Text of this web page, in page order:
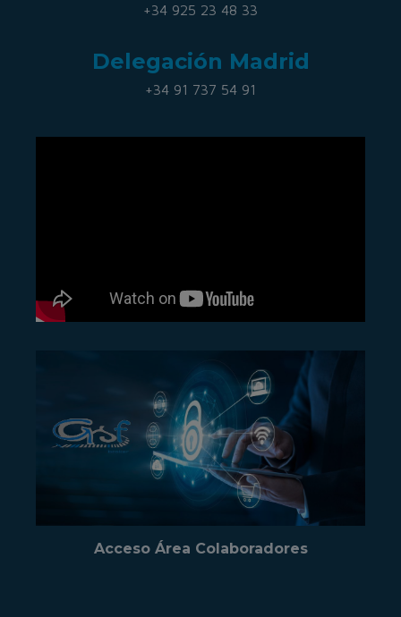
+34 925 23 48 33
Delegación Madrid
+34 91 737 54 91
Acceso Área Colaboradores